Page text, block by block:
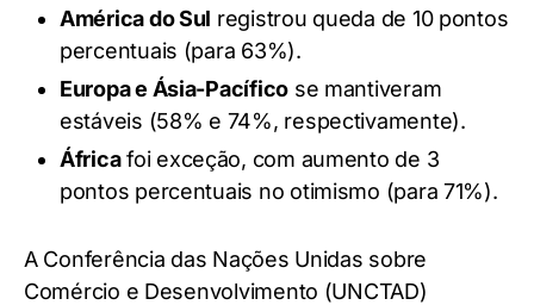
América do Sul registrou queda de 10 pontos
percentuais (para 63%).
Europa e Ásia-Pacífico se mantiveram
estáveis (58% e 74%, respectivamente).
Áfricafoi exceção, com aumento de 3
pontos percentuais no otimismo (para 71%).
A Conferência das Nações Unidas sobre
Comércio e Desenvolvimento (UNCTAD)